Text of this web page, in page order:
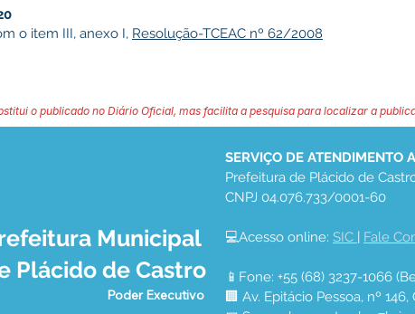
o item III, anexo I, Resolução-TCEAC nº 62/2008
o publicado no Diário Oficial, mas facilita a pesquisa para localizar a
Municipal
Plácido de Castro
Poder Executivo
SERVIÇO DE ATENDIMENTO
Prefeitura de Plácido de
CNPJ 04.076.733/0001-60
💻Acesso online: SIC | Fale
📱Fone: +55 (68) 3237-1066
🏢 Av. Epitácio Pessoa, nº